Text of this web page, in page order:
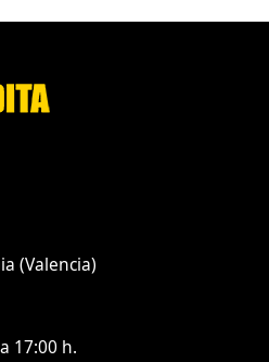
(Valencia)
17:00 h.